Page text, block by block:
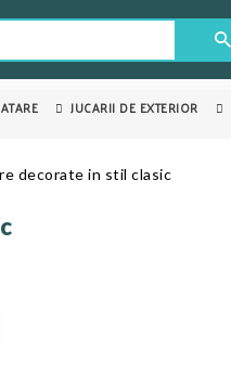
JUCARII DE EXTERIOR
decorate in stil clasic